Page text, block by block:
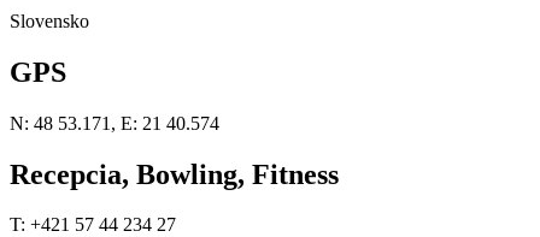
Slovensko
GPS
N: 48 53.171, E: 21 40.574
Recepcia, Bowling, Fitness
T: +421 57 44 234 27